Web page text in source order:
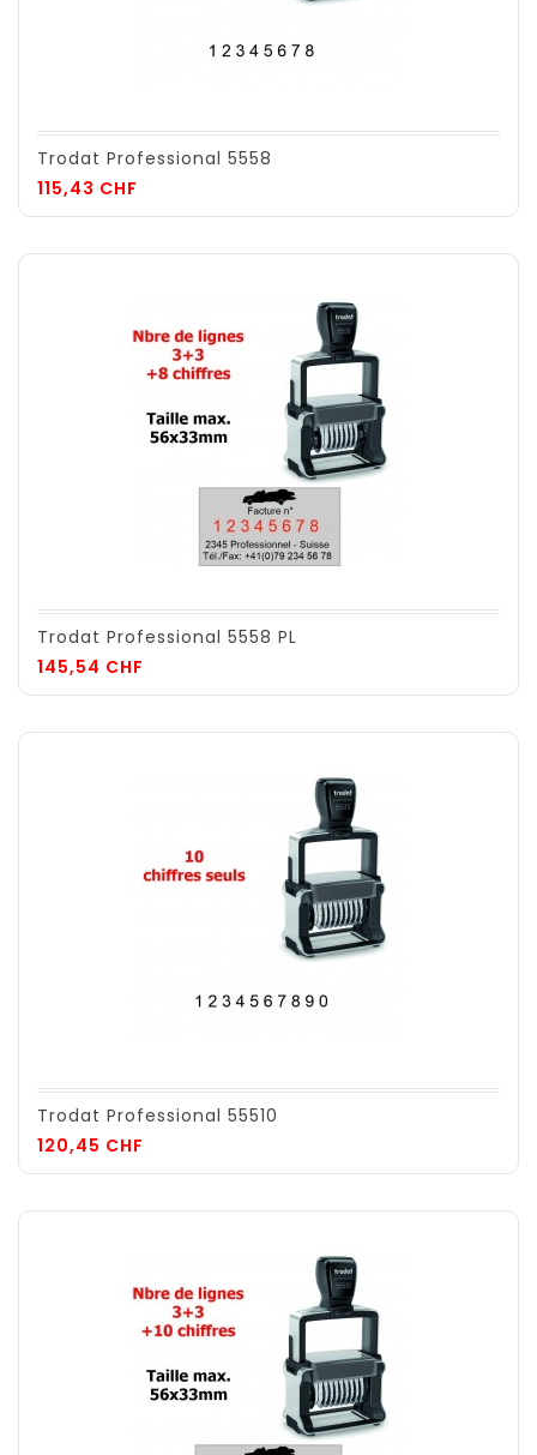
Trodat Professional 5558
115,43 CHF
Trodat Professional 5558 PL
145,54 CHF
Trodat Professional 55510
120,45 CHF